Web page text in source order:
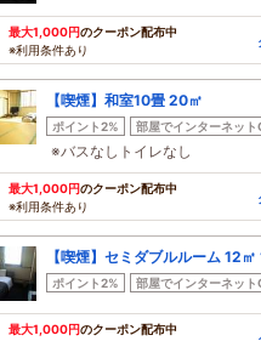
最大1,000円のクーポン配布中
※利用条件あり
【喫煙】和室10畳 20㎡
ポイント2% 部屋でインターネット
※バスなしトイレなし
最大1,000円のクーポン配布中
※利用条件あり
【喫煙】セミダブルルーム 12
ポイント2% 部屋でインターネット
最大1,000円のクーポン配布中